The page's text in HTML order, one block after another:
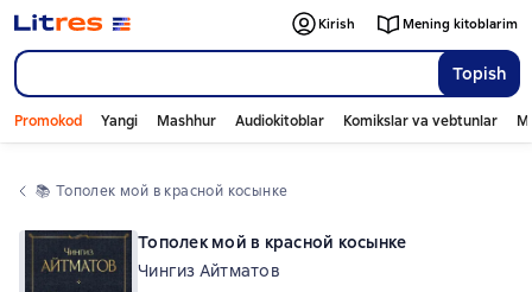
Topish
Kirish Mening kitoblarim
Promokod Yangi Mashhur Audiokitoblar Komikslar va vebtunlar
📚 Тополек мой в красной косынке
Тополек мой в красной косынке
Чингиз Айтматов